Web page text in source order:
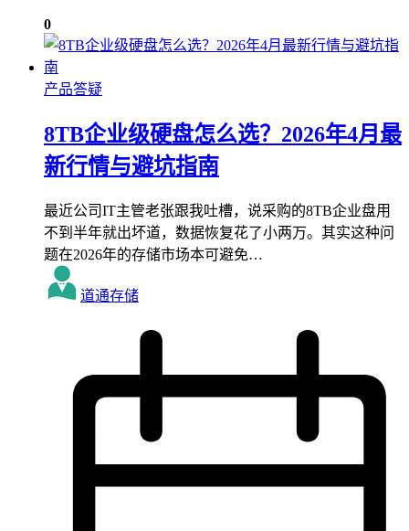
0
产品答疑
8TB企业级硬盘怎么选？2026年4月最
新行情与避坑指南
最近公司IT主管老张跟我吐槽，说采购的8TB企业盘用
不到半年就出坏道，数据恢复花了小两万。其实这种问
题在2026年的存储市场本可避免…
道通存储